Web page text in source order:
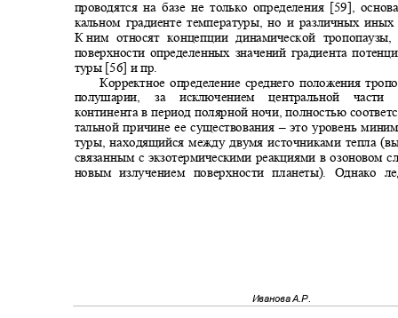
проводятся на базе не только определения [59],
кальном градиенте температуры, но и различных
К ним относят концепции динамической
поверхности определенных значений градиента
туры [56] и пр.
Корректное определение среднего положения
полушарии, за исключением центральной
континента в период полярной ночи, полностью
тальной причине ее существования–это уровень
туры, находящийся между двумя источниками тепла
связанным с экзотермическими реакциями в озоновом
новым излучением поверхности планеты). Однако
Иванова А.Р.